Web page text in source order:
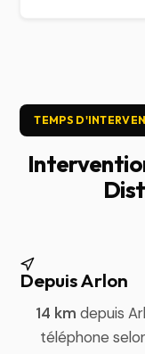
TEMPS
Depuis Arlon
14 km depuis
téléphone